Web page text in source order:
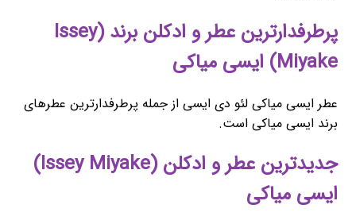
پرطرفدارترین عطر و ادکلن برند (Issey
Miyake) ایسی میاکی
عطر ایسی میاکی لئو دی ایسی از جمله پرطرفدارترین عطرهای
برند ایسی میاکی است.
جدیدترین عطر و ادکلن (Issey Miyake)
ایسی میاکی